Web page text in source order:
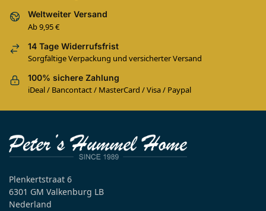
Weltweiter Versand
Ab 9,95 €
14 Tage Widerrufsfrist
Sorgfältige Verpackung und versicherter Versand
100% sichere Zahlung
iDeal / Bancontact / MasterCard / Visa / Paypal
Plenkertstraat 6
6301 GM Valkenburg LB
Nederland